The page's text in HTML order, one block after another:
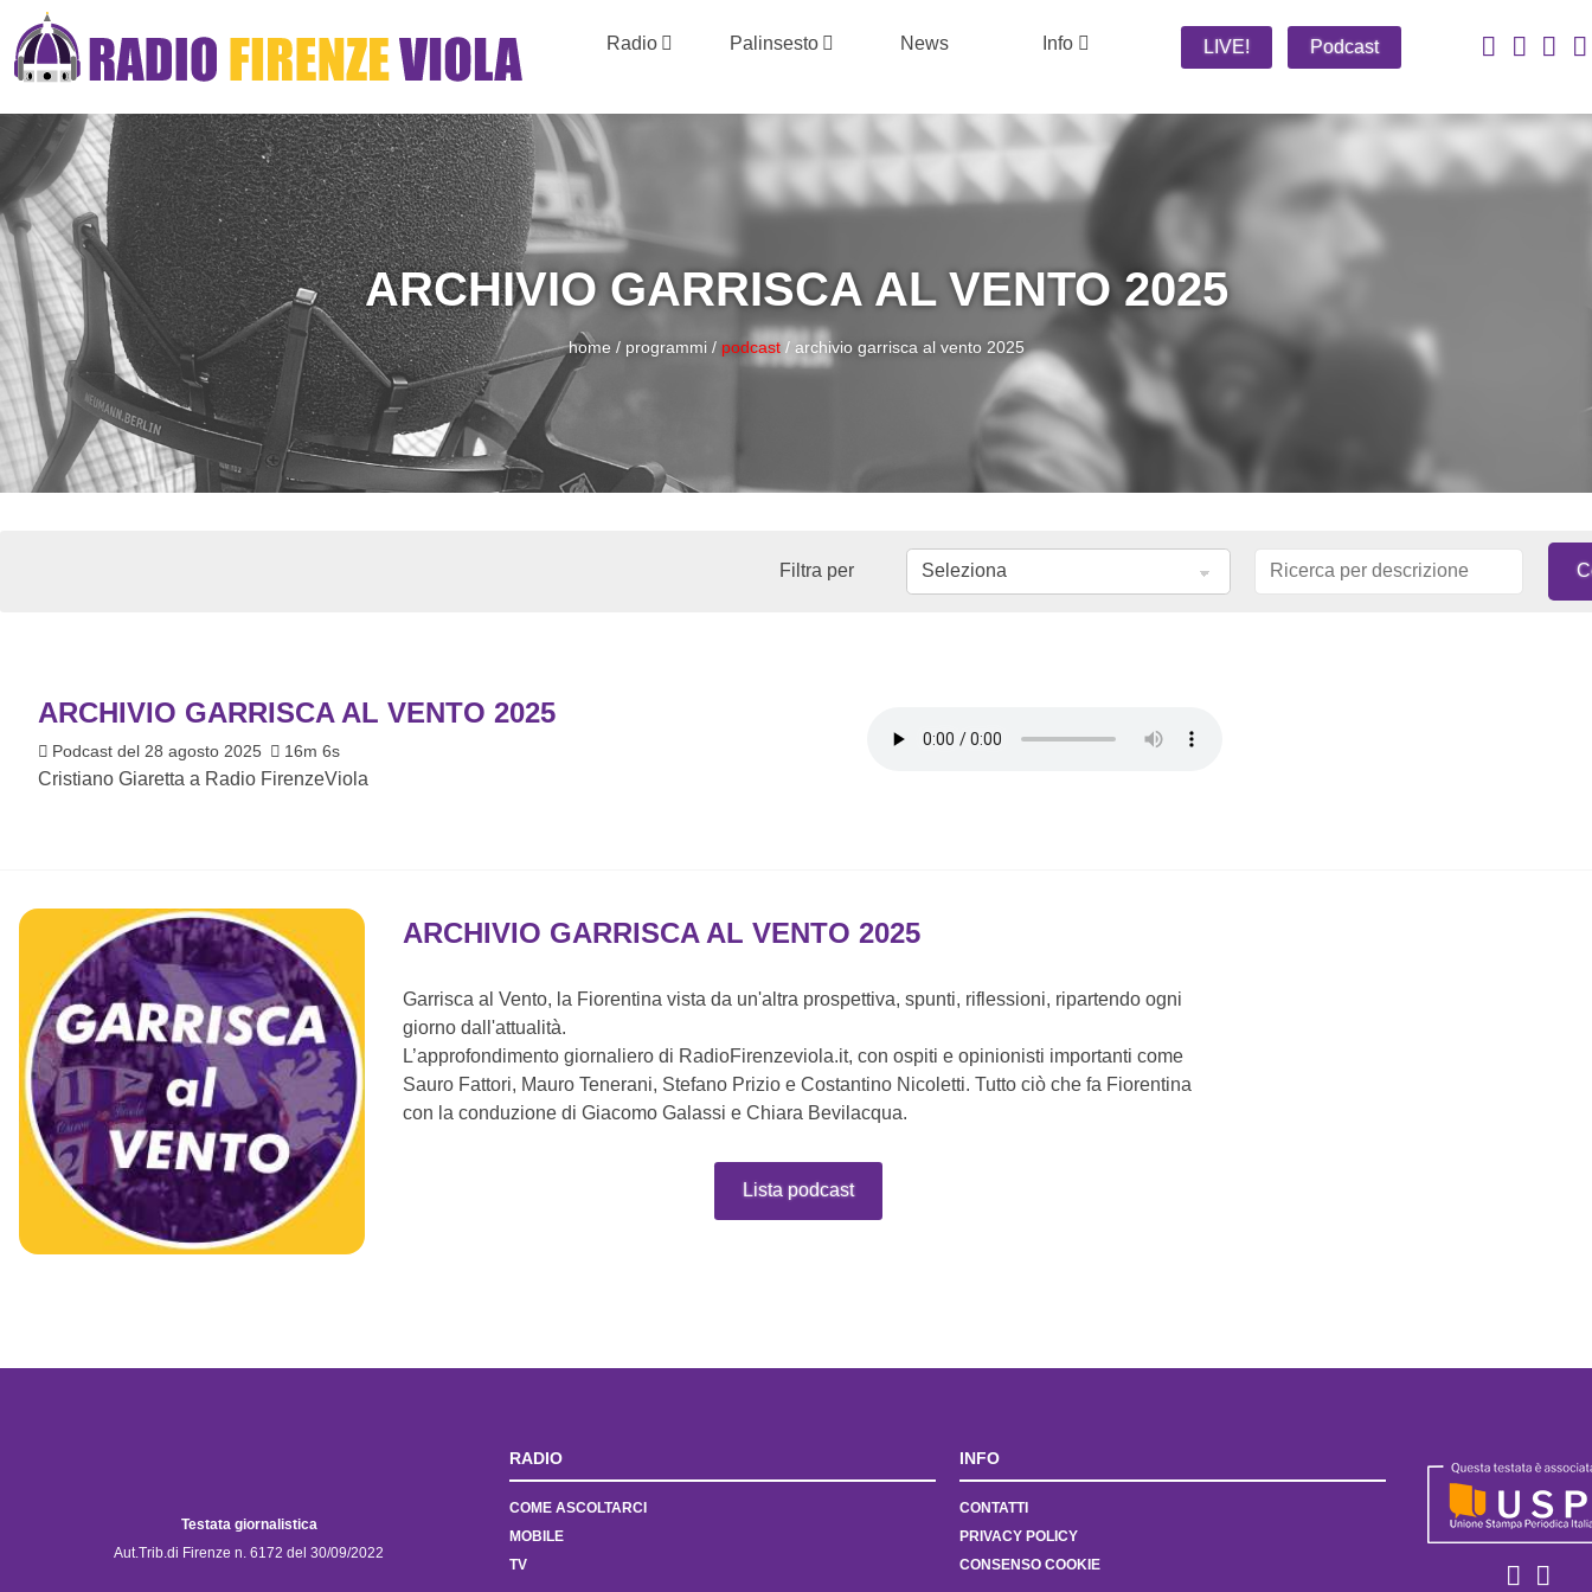
Radio Palinsesto News Info LIVE! Podcast
ARCHIVIO GARRISCA AL VENTO 2025
home / programmi/ podcast/ archivio garrisca al vento 2025
Filtra per
ARCHIVIO GARRISCA AL VENTO 2025
Podcast del 28 agosto 2025 16m 6s
Cristiano Giaretta a Radio FirenzeViola
ARCHIVIO GARRISCA AL VENTO 2025
Garrisca al Vento, la Fiorentina vista da un'altra prospettiva, spunti, riflessioni, ripartendo ogni
giorno dall'attualità.
L’approfondimento giornaliero di RadioFirenzeviola.it, con ospiti e opinionisti importanti come
Sauro Fattori, Mauro Tenerani, Stefano Prizio e Costantino Nicoletti. Tutto ciò che fa Fiorentina
con la conduzione di Giacomo Galassi e Chiara Bevilacqua.
Lista podcast
Testata giornalistica
Aut.Trib.di Firenze n. 6172 del 30/09/2022
RADIO
COME ASCOLTARCI
MOBILE
TV
INFO
CONTATTI
PRIVACY POLICY
CONSENSO COOKIE